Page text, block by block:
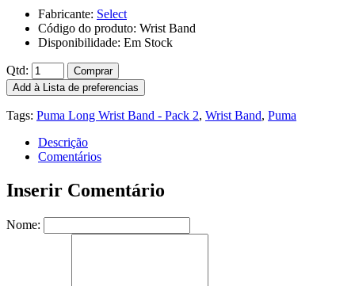
Fabricante: Select
Código do produto: Wrist Band
Disponibilidade: Em Stock
Qtd:
Comprar
Add à Lista de preferencias
Tags: Puma Long Wrist Band - Pack 2, Wrist Band, Puma
Descrição
Comentários
Inserir Comentário
Nome: